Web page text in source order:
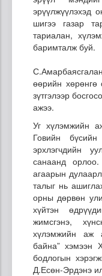
эрүүлжүүлэхэд
шигээ газар
тариалан,
баримталж буй.
өөрийн хөрөнгө
зүтгэлээр
ажээ.
Уг хүлэмжийн
Говийн
эрхлэгчдийн
санаанд
агаарын
талыг нь
орны дөрвөн
хүйтэн
жимсгэнэ,
хүлэмжийн аж
байна” хэмээн
бодлогын
Д.Есөн-Эрдэнэ